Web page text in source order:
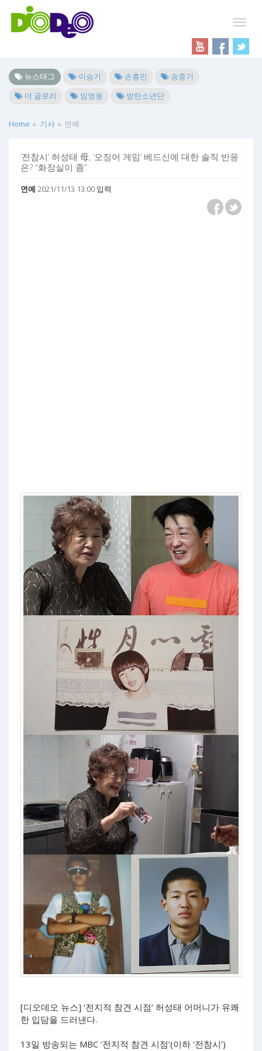
뉴스태그 이승기 손흥민
송중기
더 글로리
임영웅 방탄소년단
Home 기사 연예
‘전참시’ 허성태 母, ‘오징어 게임’ 베드신에 대한 솔직 반응
은? “화장실이 좀”
연예 2021/11/13 13:00 입력
[디오데오 뉴스] ‘전지적 참견 시점’ 허성태 어머니가 유쾌
한 입담을 드러낸다.
13일 방송되는 MBC ‘전지적 참견 시점’(이하 ‘전참시’)